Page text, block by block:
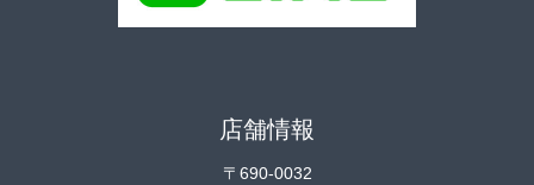
店舗情報
〒690-0032